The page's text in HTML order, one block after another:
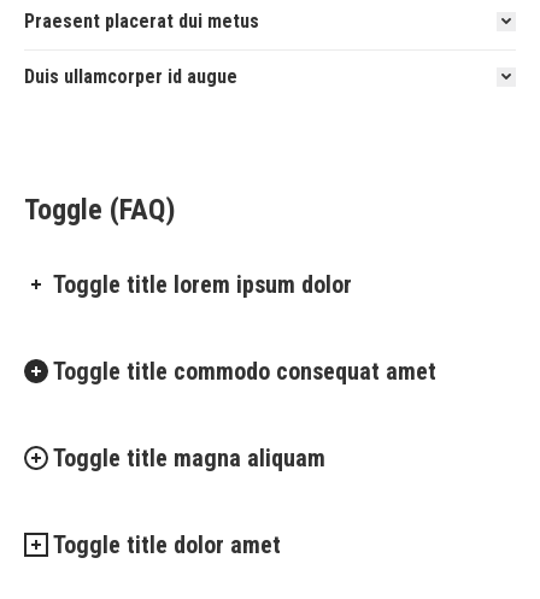
Praesent placerat dui metus
Duis ullamcorper id augue
Toggle (FAQ)
Toggle title lorem ipsum dolor
Toggle title commodo consequat amet
Toggle title magna aliquam
Toggle title dolor amet